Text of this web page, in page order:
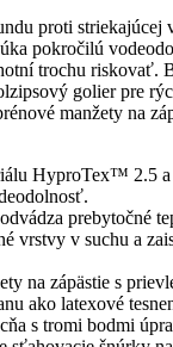
proti striekajúcej
pokročilú
trochu riskovať.
golier pre
manžety na
HyproTex™ 2.5
prebytočné
vrstvy v suchu a
na zápästie s
ako latexové
s tromi bodmi